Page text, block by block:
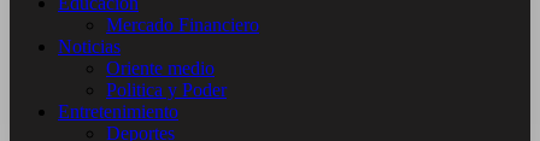
Mercado Financiero
Noticias
Oriente medio
Politica y Poder
Entretenimiento
Deportes